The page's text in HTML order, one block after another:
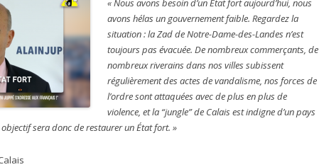
avons hélas un gouvernement faible. Regardez la
situation : la Zad de Notre-Dame-des-Landes n’est
toujours pas évacuée. De nombreux commerçants, de
nombreux riverains dans nos villes subissent
régulièrement des actes de vandalisme, nos forces de
l’ordre sont attaquées avec de plus en plus de
violence, et la “jungle” de Calais est indigne d’un pays
sera donc de restaurer un État fort. »